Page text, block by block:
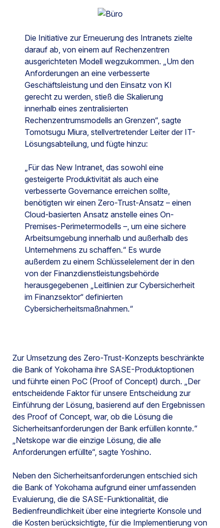
Die Initiative zur Erneuerung des Intranets zielte
darauf ab, von einem auf Rechenzentren
ausgerichteten Modell wegzukommen. „Um den
Anforderungen an eine verbesserte
Geschäftsleistung und den Einsatz von KI
gerecht zu werden, stieß die Skalierung
innerhalb eines zentralisierten
Rechenzentrumsmodells an Grenzen“, sagte
Tomotsugu Miura, stellvertretender Leiter der IT-
Lösungsabteilung, und fügte hinzu:
„Für das New Intranet, das sowohl eine
gesteigerte Produktivität als auch eine
verbesserte Governance erreichen sollte,
benötigten wir einen Zero-Trust-Ansatz – einen
Cloud-basierten Ansatz anstelle eines On-
Premises-Perimetermodells –, um eine sichere
Arbeitsumgebung innerhalb und außerhalb des
Unternehmens zu schaffen.“ Es wurde
außerdem zu einem Schlüsselelement der in den
von der Finanzdienstleistungsbehörde
herausgegebenen „Leitlinien zur Cybersicherheit
im Finanzsektor“ definierten
Cybersicherheitsmaßnahmen.“
Zur Umsetzung des Zero-Trust-Konzepts beschränkte
die Bank of Yokohama ihre SASE-Produktoptionen
und führte einen PoC (Proof of Concept) durch. „Der
entscheidende Faktor für unsere Entscheidung zur
Einführung der Lösung, basierend auf den Ergebnissen
des Proof of Concept, war, ob die Lösung die
Sicherheitsanforderungen der Bank erfüllen konnte.“
„Netskope war die einzige Lösung, die alle
Anforderungen erfüllte“, sagte Yoshino.
Neben den Sicherheitsanforderungen entschied sich
die Bank of Yokohama aufgrund einer umfassenden
Evaluierung, die die SASE-Funktionalität, die
Bedienfreundlichkeit über eine integrierte Konsole und
die Kosten berücksichtigte, für die Implementierung von